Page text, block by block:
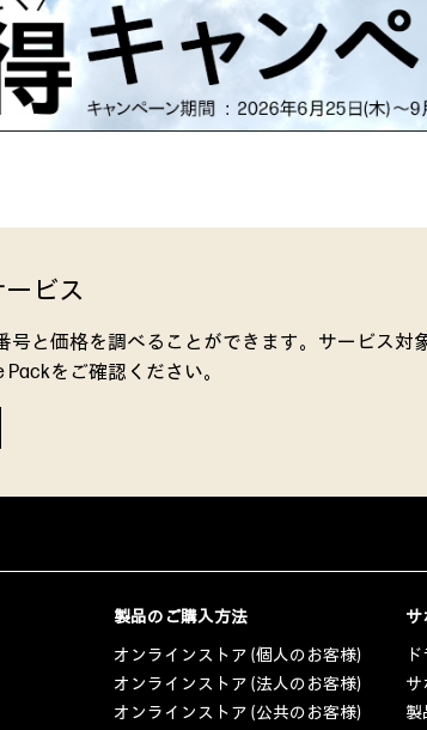
ビス
号と価格を調べることができます。サービス対
Packをご確認ください。
製品のご購入方法
オンラインストア (個人のお客様)
オンラインストア (法人のお客様)
オンラインストア (公共のお客様)
サ
サ
製